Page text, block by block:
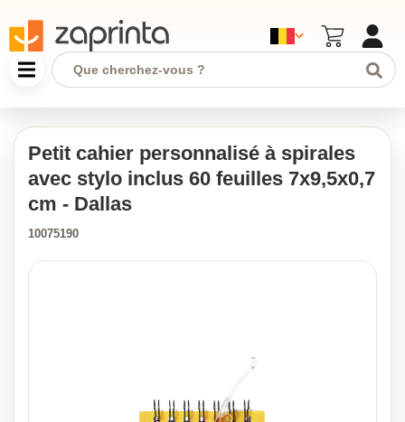
Petit cahier personnalisé à spirales
avec stylo inclus 60 feuilles 7x9,5x0,7
cm - Dallas
10075190